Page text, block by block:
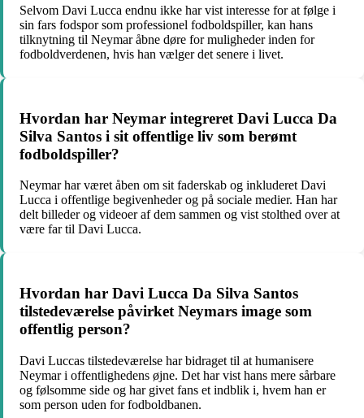
Selvom Davi Lucca endnu ikke har vist interesse for at følge i
sin fars fodspor som professionel fodboldspiller, kan hans
tilknytning til Neymar åbne døre for muligheder inden for
fodboldverdenen, hvis han vælger det senere i livet.
Hvordan har Neymar integreret Davi Lucca Da
Silva Santos i sit offentlige liv som berømt
fodboldspiller?
Neymar har været åben om sit faderskab og inkluderet Davi
Lucca i offentlige begivenheder og på sociale medier. Han har
delt billeder og videoer af dem sammen og vist stolthed over at
være far til Davi Lucca.
Hvordan har Davi Lucca Da Silva Santos
tilstedeværelse påvirket Neymars image som
offentlig person?
Davi Luccas tilstedeværelse har bidraget til at humanisere
Neymar i offentlighedens øjne. Det har vist hans mere sårbare
og følsomme side og har givet fans et indblik i, hvem han er
som person uden for fodboldbanen.